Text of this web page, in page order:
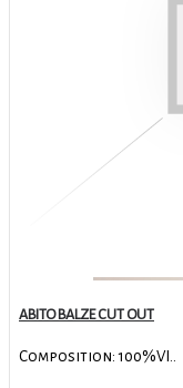
ABITO BALZE CUT OUT
Composition: 100%VI..